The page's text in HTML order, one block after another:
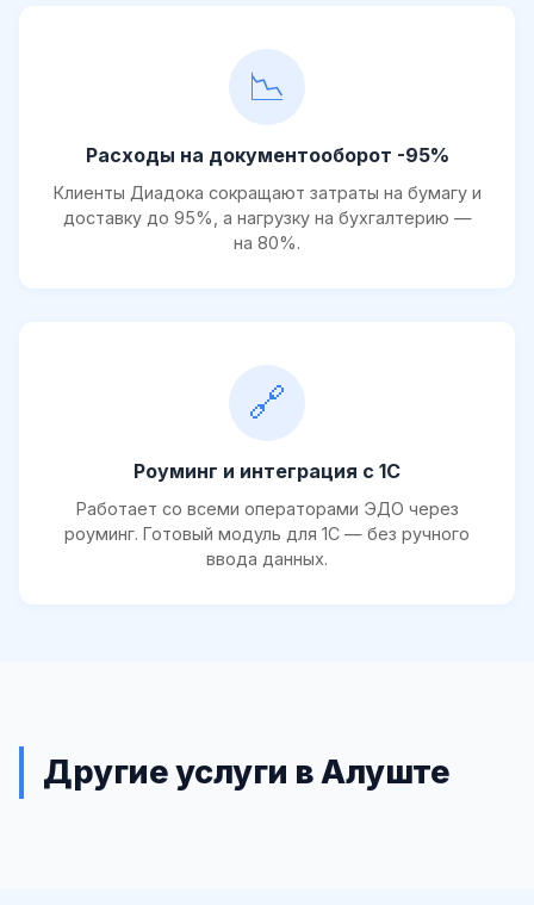
📉
Расходы на документооборот -95%
Клиенты Диадока сокращают затраты на бумагу и
доставку до 95%, а нагрузку на бухгалтерию —
на 80%.
🔗
Роуминг и интеграция с 1С
Работает со всеми операторами ЭДО через
роуминг. Готовый модуль для 1С — без ручного
ввода данных.
Другие услуги в Алуште